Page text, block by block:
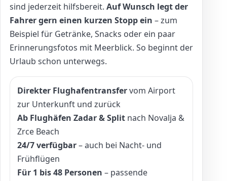
sind jederzeit hilfsbereit. Auf Wunsch legt der
Fahrer gern einen kurzen Stopp ein – zum
Beispiel für Getränke, Snacks oder ein paar
Erinnerungsfotos mit Meerblick. So beginnt der
Urlaub schon unterwegs.
Direkter Flughafentransfervom Airport
zur Unterkunft und zurück
Ab Flughäfen Zadar & Split nach Novalja &
Zrce Beach
24/7 verfügbar– auch bei Nacht- und
Frühflügen
Für 1 bis 48 Personen – passende